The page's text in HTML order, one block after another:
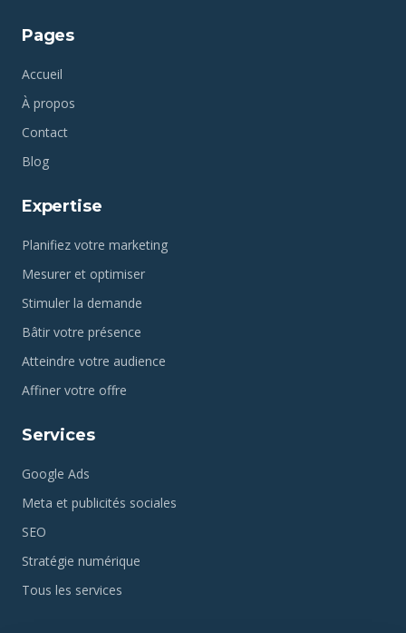
Pages
Accueil
À propos
Contact
Blog
Expertise
Planifiez votre marketing
Mesurer et optimiser
Stimuler la demande
Bâtir votre présence
Atteindre votre audience
Affiner votre offre
Services
Google Ads
Meta et publicités sociales
SEO
Stratégie numérique
Tous les services